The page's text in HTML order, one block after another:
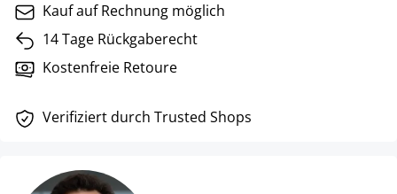
Kauf auf Rechnung möglich
14 Tage Rückgaberecht
Kostenfreie Retoure
Verifiziert durch Trusted Shops